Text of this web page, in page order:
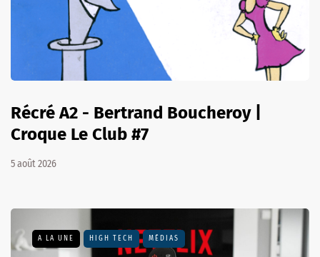
Récré A2 - Bertrand Boucheroy |
Croque Le Club #7
5 août 2026
A LA UNE HIGH TECH MÉDIAS